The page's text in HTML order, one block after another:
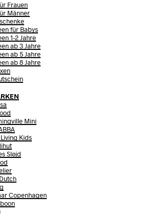
Frauen
Männer
für Babys
1-2 Jahre
ab 3 Jahre
ab 5 Jahre
ab 8 Jahre
Mini
Kids
Sløjd
Copenhagen